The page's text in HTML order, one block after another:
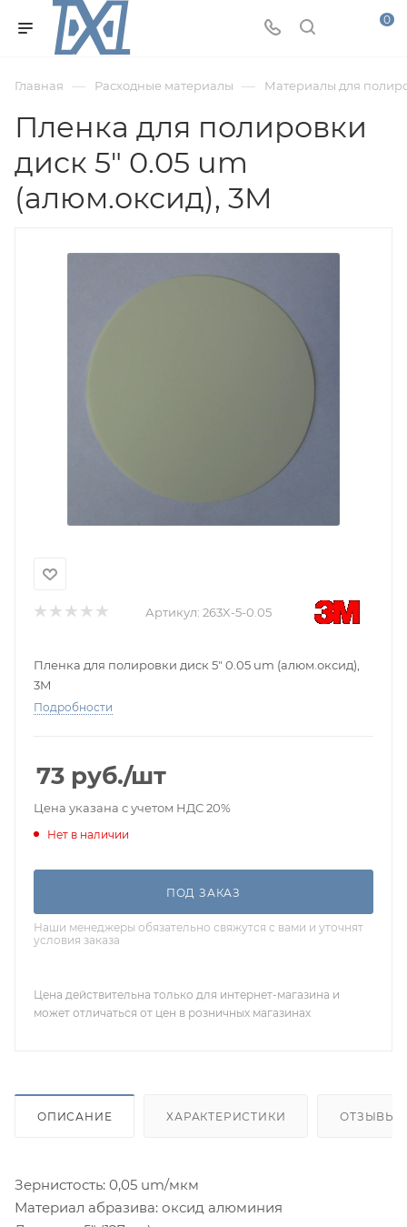
0
Главная — Расходные материалы — Материалы для
Пленка для полировки
диск 5" 0.05 um
(алюм.оксид), 3M
Артикул: 263X-5-0.05
Пленка для полировки диск 5" 0.05 um (алюм.оксид),
3M
Подробности
73 руб./шт
Цена указана с учетом НДС 20%
Нет в наличии
ПОД ЗАКАЗ
Наши менеджеры обязательно свяжутся с вами и уточнят
условия заказа
Цена действительна только для интернет-магазина и
может отличаться от цен в розничных магазинах
ОПИСАНИЕ ХАРАКТЕРИСТИКИ ОТЗЫВЫ
Зернистость: 0,05 um/мкм
Материал абразива: оксид алюминия